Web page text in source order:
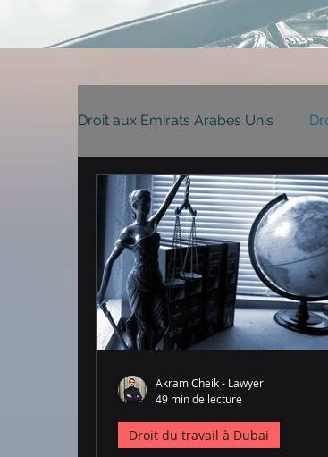
Droit aux Emirats Arabes Unis
Administration à Dubai
Droit du travail à Dubai
Akram Cheik - Lawyer
49 min de lecture